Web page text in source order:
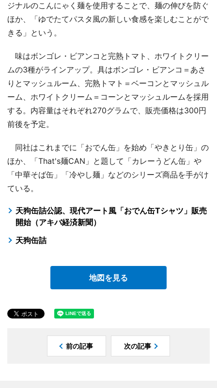
ジナルのこんにゃく麺を使用することで、麺の伸びを防ぐ
ほか、「ゆでたてパスタ風の新しい食感を楽しむことがで
きる」という。
味はボンゴレ・ビアンコと完熟トマト、ホワイトクリー
ムの3種がラインアップ。具はボンゴレ・ビアンコ＝あさ
りとマッシュルーム、完熟トマト＝ベーコンとマッシュル
ーム、ホワイトクリーム＝コーンとマッシュルームを採用
する。内容量はそれぞれ270グラムで、販売価格は300円
前後を予定。
同社はこれまでに「おでん缶」を始め「やきとり缶」の
ほか、「That's麺CAN」と題して「カレーうどん缶」や
「中華そば缶」「冷やし麺」などのシリーズ商品を手がけ
ている。
天狗缶詰公認、現代アート風「おでん缶Tシャツ」販売
開始（アキバ経済新聞）
天狗缶詰
地図を見る
前の記事 次の記事